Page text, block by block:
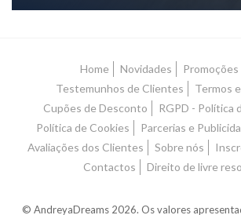
Home Novidades Promoções
Testemunhos de Clientes
Termos
Cupões de Desconto
RGPD - Política
Política de Cookies
Parcerias e
Avaliações dos Clientes
Sobre nós
Contactos
Direito de livre
© AndreyaDreams 2026. Os valores